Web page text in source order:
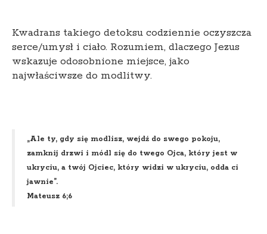
Kwadrans takiego detoksu codziennie oczyszcza
serce/umysł i ciało. Rozumiem, dlaczego Jezus
wskazuje odosobnione miejsce, jako
najwłaściwsze do modlitwy.
„Ale ty, gdy się modlisz, wejdź do swego pokoju,
zamknij drzwi i módl się do twego Ojca, który jest w
ukryciu, a twój Ojciec, który widzi w ukryciu, odda ci
jawnie”.
Mateusz 6;6